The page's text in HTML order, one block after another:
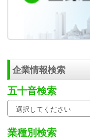
企業情報検索
五十音検索
業種別検索